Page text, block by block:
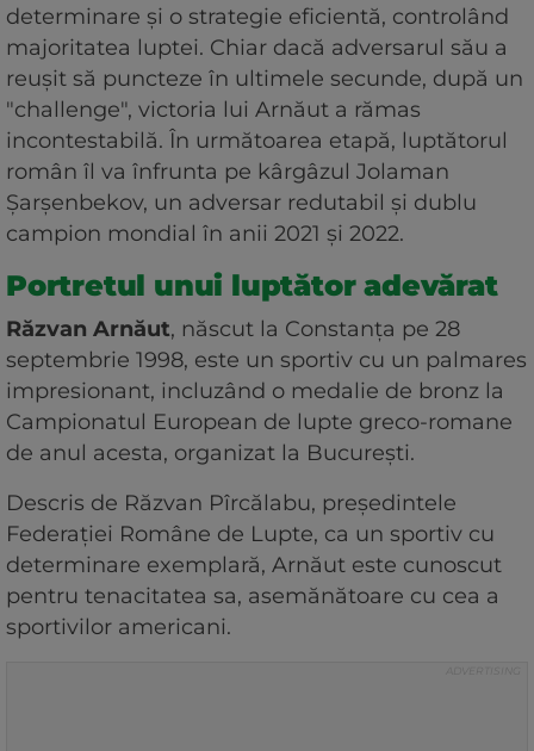
determinare și o strategie eficientă, controlând
majoritatea luptei. Chiar dacă adversarul său a
reușit să puncteze în ultimele secunde, după un
"challenge", victoria lui Arnăut a rămas
incontestabilă. În următoarea etapă, luptătorul
român îl va înfrunta pe kârgâzul Jolaman
Șarșenbekov, un adversar redutabil și dublu
campion mondial în anii 2021 și 2022.
Portretul unui luptător adevărat
Răzvan Arnăut, născut la Constanța pe 28
septembrie 1998, este un sportiv cu un palmares
impresionant, incluzând o medalie de bronz la
Campionatul European de lupte greco-romane
de anul acesta, organizat la București.
Descris de Răzvan Pîrcălabu, președintele
Federației Române de Lupte, ca un sportiv cu
determinare exemplară, Arnăut este cunoscut
pentru tenacitatea sa, asemănătoare cu cea a
sportivilor americani.